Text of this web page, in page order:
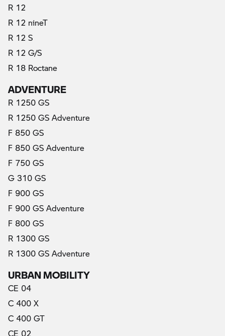
R 12
R 12 nineT
R 12 S
R 12 G/S
R 18 Roctane
ADVENTURE
R 1250 GS
R 1250 GS Adventure
F 850 GS
F 850 GS Adventure
F 750 GS
G 310 GS
F 900 GS
F 900 GS Adventure
F 800 GS
R 1300 GS
R 1300 GS Adventure
URBAN MOBILITY
CE 04
C 400 X
C 400 GT
CE 02